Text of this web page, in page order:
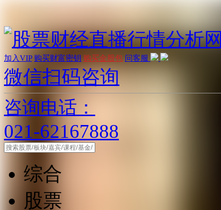
加入VIP 购买财富密钥 购买金股包 问客服
微信扫码咨询
咨询电话：
021-62167888
综合
股票